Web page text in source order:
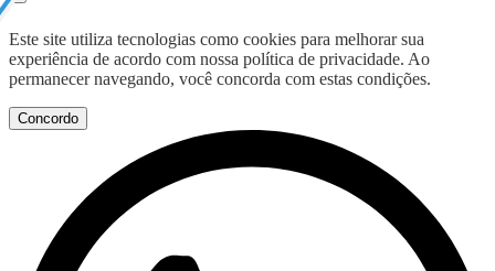
Este site utiliza tecnologias como cookies para melhorar sua
experiência de acordo com nossa política de privacidade. Ao
permanecer navegando, você concorda com estas condições.
Concordo